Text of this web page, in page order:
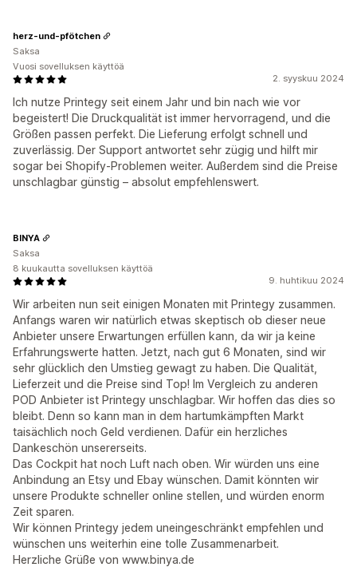
2. syyskuu 2024
Ich nutze Printegy seit einem Jahr und bin nach wie vor
begeistert! Die Druckqualität ist immer hervorragend, und die
Größen passen perfekt. Die Lieferung erfolgt schnell und
zuverlässig. Der Support antwortet sehr zügig und hilft mir
sogar bei Shopify-Problemen weiter. Außerdem sind die Preise
unschlagbar günstig – absolut empfehlenswert.
herz-und-pfötchen
Saksa
Vuosi sovelluksen käyttöä
9. huhtikuu 2024
Wir arbeiten nun seit einigen Monaten mit Printegy zusammen.
Anfangs waren wir natürlich etwas skeptisch ob dieser neue
Anbieter unsere Erwartungen erfüllen kann, da wir ja keine
Erfahrungswerte hatten. Jetzt, nach gut 6 Monaten, sind wir
sehr glücklich den Umstieg gewagt zu haben. Die Qualität,
Lieferzeit und die Preise sind Top! Im Vergleich zu anderen
POD Anbieter ist Printegy unschlagbar. Wir hoffen das dies so
bleibt. Denn so kann man in dem hartumkämpften Markt
taisächlich noch Geld verdienen. Dafür ein herzliches
Dankeschön unsererseits.
Das Cockpit hat noch Luft nach oben. Wir würden uns eine
Anbindung an Etsy und Ebay wünschen. Damit könnten wir
unsere Produkte schneller online stellen, und würden enorm
Zeit sparen.
Wir können Printegy jedem uneingeschränkt empfehlen und
wünschen uns weiterhin eine tolle Zusammenarbeit.
Herzliche Grüße von www.binya.de
BINYA
Saksa
8 kuukautta sovelluksen käyttöä